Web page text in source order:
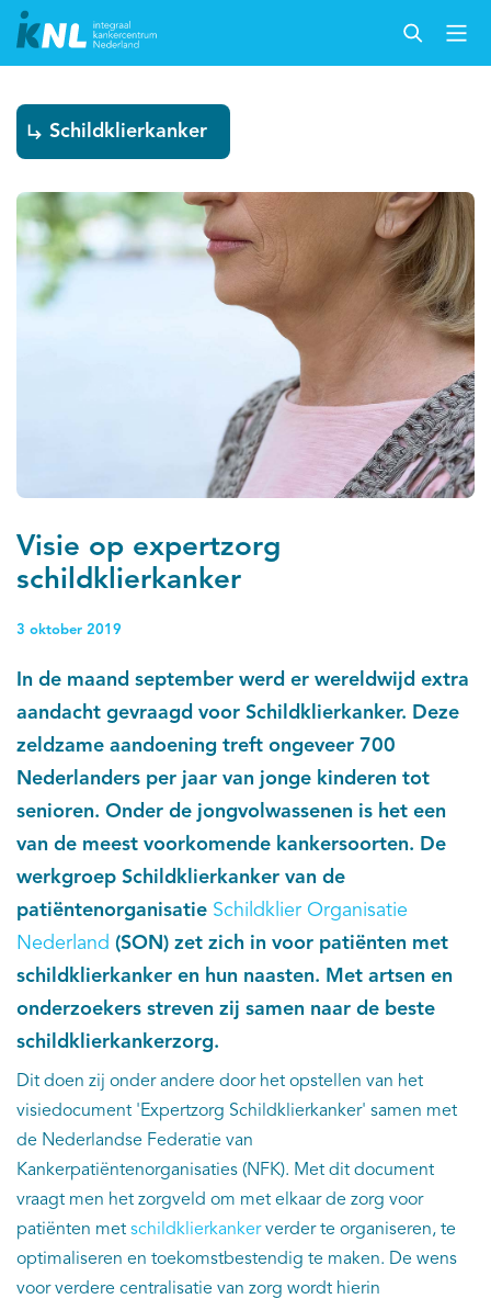
Visie op expertzorg
schildklierkanker
3 oktober 2019
In de maand september werd er wereldwijd extra
aandacht gevraagd voor Schildklierkanker. Deze
zeldzame aandoening treft ongeveer 700
Nederlanders per jaar van jonge kinderen tot
senioren. Onder de jongvolwassenen is het een
van de meest voorkomende kankersoorten. De
werkgroep Schildklierkanker van de
patiëntenorganisatie Schildklier Organisatie
Nederland (SON) zet zich in voor patiënten met
schildklierkanker en hun naasten. Met artsen en
onderzoekers streven zij samen naar de beste
schildklierkankerzorg.
Dit doen zij onder andere door het opstellen van het
visiedocument 'Expertzorg Schildklierkanker' samen met
de Nederlandse Federatie van
Kankerpatiëntenorganisaties (NFK). Met dit document
vraagt men het zorgveld om met elkaar de zorg voor
patiënten met schildklierkankerverder te organiseren, te
optimaliseren en toekomstbestendig te maken. De wens
voor verdere centralisatie van zorg wordt hierin
Schildklierkanker